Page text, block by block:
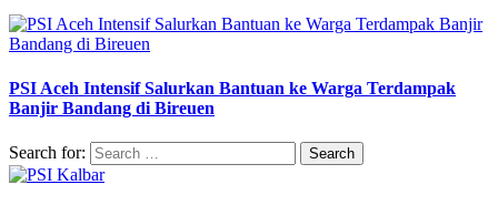
PSI Aceh Intensif Salurkan Bantuan ke Warga Terdampak
Banjir Bandang di Bireuen
Search for: